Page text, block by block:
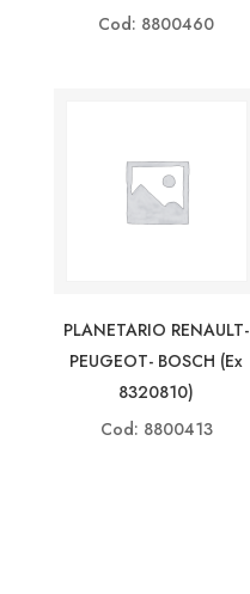
Cod: 8800460
PLANETARIO RENAULT-
PEUGEOT- BOSCH (ex
8320810)
Cod: 8800413